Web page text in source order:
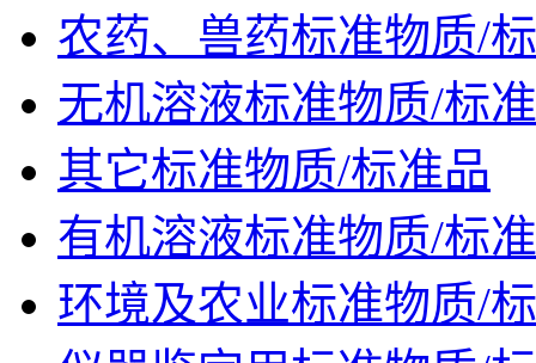
农药、兽药标准物质/
无机溶液标准物质/标
其它标准物质/标准品
有机溶液标准物质/标
环境及农业标准物质/